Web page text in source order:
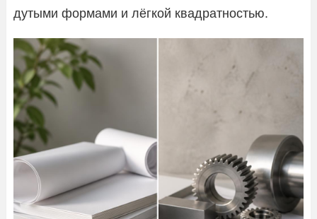
дутыми формами и лёгкой квадратностью.